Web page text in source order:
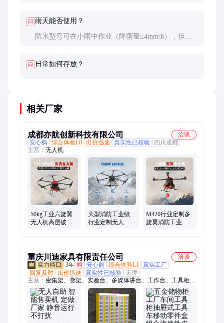
问 雨天能否使用？
防水型号可在小雨中作业（降雨量≤4mm/h），但需
问 日常如何存放？
相关厂家
成都亦航创新科技有限公司
洽谈
安心购
综合体验L0 出价迅速 真实性已核验
四川成都
主营： 无人机
50kg工业六旋翼
无人机高层破窗
大型消防工业级
行业定制无人机
M420行业定制多
旋翼消防工业级
重庆川迪家具有限责任公司
洽谈
3年 档 安心购 综合体验L1 真实工厂
回复及时 出价迅速 真实性已核验
天津
主营： 密集架、货架、实验台、多媒体讲台、工作台、工具柜、
操作台、文件柜、回转柜、保密柜、快递柜、监控台、电脑翻转
桌、校用家具、钢木铁床、餐桌、存包柜、制式营具、不锈钢家
具